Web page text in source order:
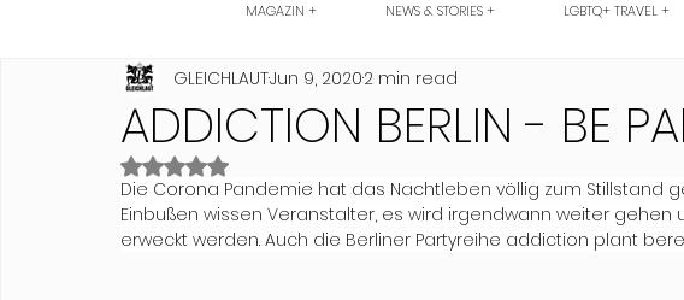
MAGAZIN + NEWS & STORIES + LGBTQ+ TRAVEL +
ADDICTION BERLIN - BE
GLEICHLAUTJun 9, 20202 min read
Rated NaN out of 5 stars.
Die Corona Pandemie hat das Nachtleben völlig zum Stillstand
Einbußen wissen Veranstalter, es wird irgendwann weiter gehen
erweckt werden. Auch die Berliner Partyreihe addiction plant